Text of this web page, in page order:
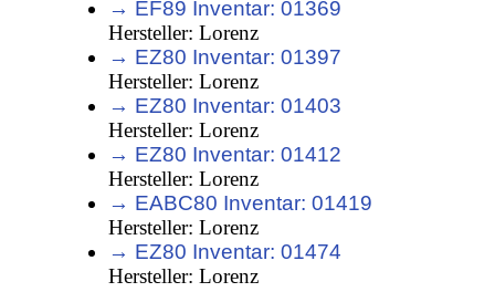
→ EF89 Inventar: 01369
Hersteller: Lorenz
→ EZ80 Inventar: 01397
Hersteller: Lorenz
→ EZ80 Inventar: 01403
Hersteller: Lorenz
→ EZ80 Inventar: 01412
Hersteller: Lorenz
→ EABC80 Inventar: 01419
Hersteller: Lorenz
→ EZ80 Inventar: 01474
Hersteller: Lorenz